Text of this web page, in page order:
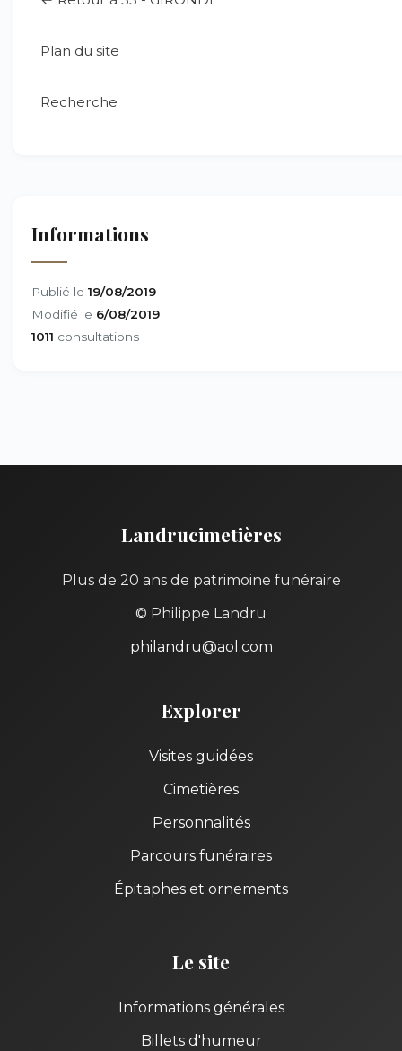
Plan du site
Recherche
Informations
Publié le 19/08/2019
Modifié le 6/08/2019
1011 consultations
Landrucimetières
Plus de 20 ans de patrimoine funéraire
© Philippe Landru
philandru@aol.com
Explorer
Visites guidées
Cimetières
Personnalités
Parcours funéraires
Épitaphes et ornements
Le site
Informations générales
Billets d'humeur